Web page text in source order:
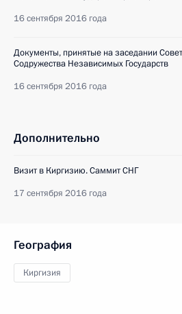
16 сентября 2016 года
Документы, принятые на заседании
Содружества Независимых Государств
16 сентября 2016 года
Дополнительно
Визит в Киргизию. Саммит СНГ
17 сентября 2016 года
География
Киргизия